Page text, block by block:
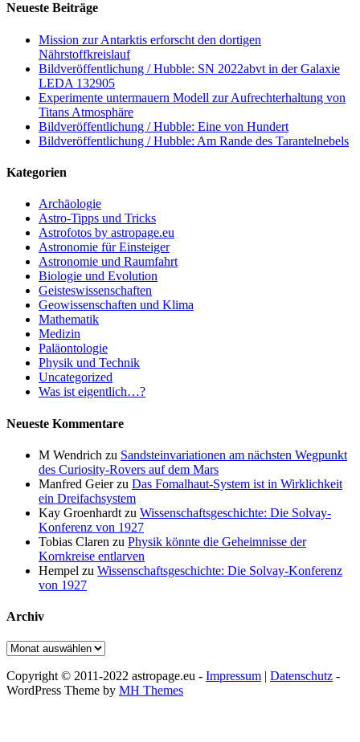
Neueste Beiträge
Mission zur Antarktis erforscht den dortigen
Nährstoffkreislauf
Bildveröffentlichung / Hubble: SN 2022abvt in der Galaxie
LEDA 132905
Experimente untermauern Modell zur Aufrechterhaltung von
Titans Atmosphäre
Bildveröffentlichung / Hubble: Eine von Hundert
Bildveröffentlichung / Hubble: Am Rande des Tarantelnebels
Kategorien
Archäologie
Astro-Tipps und Tricks
Astrofotos by astropage.eu
Astronomie für Einsteiger
Astronomie und Raumfahrt
Biologie und Evolution
Geisteswissenschaften
Geowissenschaften und Klima
Mathematik
Medizin
Paläontologie
Physik und Technik
Uncategorized
Was ist eigentlich…?
Neueste Kommentare
M Wendrich zu Sandsteinvariationen am nächsten Wegpunkt
des Curiosity-Rovers auf dem Mars
Manfred Geierzu Das Fomalhaut-System ist in Wirklichkeit
ein Dreifachsystem
Kay Groenhardt zu Wissenschaftsgeschichte: Die Solvay-
Konferenz von 1927
Tobias Claren zu Physik könnte die Geheimnisse der
Kornkreise entlarven
Hempel zu Wissenschaftsgeschichte: Die Solvay-Konferenz
von 1927
Archiv
Archiv
Copyright © 2011-2022 astropage.eu - Impressum | Datenschutz -
WordPress Theme by MH Themes